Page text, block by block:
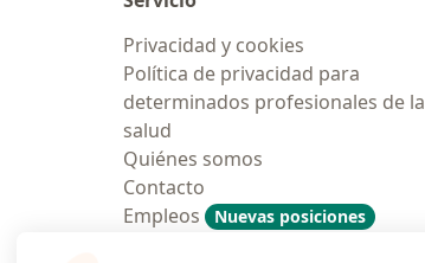
Privacidad y cookies
Política de privacidad para
determinados profesionales de la
salud
Quiénes somos
Contacto
Empleos
Nuevas posiciones